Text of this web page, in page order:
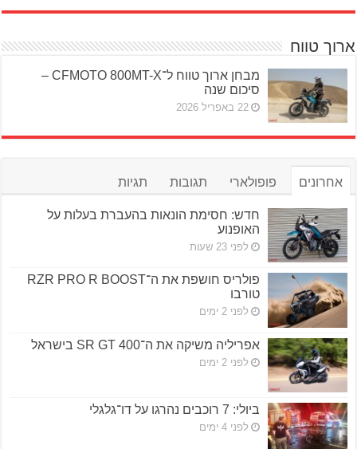
ארוך טווח
מבחן ארוך טווח ל־CFMOTO 800MT-X –
סיכום שנה
22 באפריל 2026
אחרונים פופולארי תגובות תגיות
חדש: חסימת הונאות בהעברת בעלות על
האופנוע
לפני 23 שעות
פולריס חושפת את ה־RZR PRO R BOOST
טורבו
לפני 2 ימים
אפריליה משיקה את ה־SR GT 400 בישראל
לפני 2 ימים
ביולי: 7 רוכבים נהרגו על דו־גלגלי
לפני 4 ימים